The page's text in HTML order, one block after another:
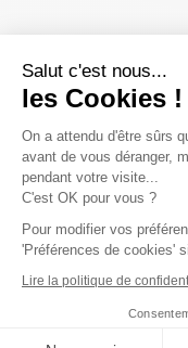
Salut c'est nous...
les Cookies !
On a attendu d'être sûrs
avant de vous déranger,
pendant votre visite...
C'est OK pour vous ?
Pour modifier vos
'Préférences de cookies'
Lire la politique de